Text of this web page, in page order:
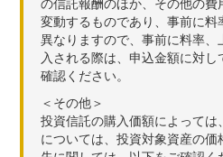
の信託報酬のほか、その他の
変動するものであり、事前に
異なりますので、事前に料率
入される際は、申込金額に対
確認ください。
＜その他＞
投資信託の購入価額によって
については、投資対象資産の